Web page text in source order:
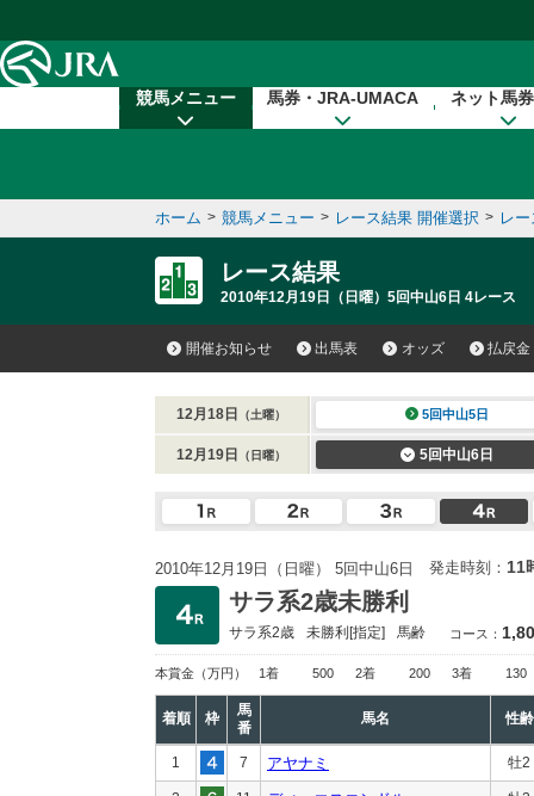
競馬メニュー 馬券・JRA-UMACA ネット馬
ホーム > 競馬メニュー > レース結果 開催選択 > レ
レース結果
2010年12月19日（日曜）5回中山6日 4レース
開催お知らせ 出馬表 オッズ 払戻金
12月18日 （土曜） 5回中山5日
12月19日 （日曜） 5回中山6日
2010年12月19日（日曜） 5回中山6日 発走時刻： 11
サラ系2歳未勝利
サラ系2歳 未勝利[指定] 馬齢 コース：
本賞金 （万円） 1着 500 2着 200 3着 130
着順 枠
馬
番
馬名 性齢
1 7 アヤナミ 牡2